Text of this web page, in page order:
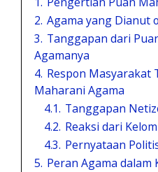
2. Agama yang Dianut
3. Tanggapan dari
Agamanya
4. Respon Masyarakat
Maharani Agama
4.1. Tanggapan
4.2. Reaksi dari
4.3. Pernyataan
5. Peran Agama